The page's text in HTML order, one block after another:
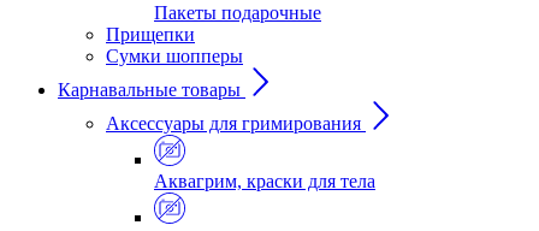
Пакеты подарочные
Прищепки
Сумки шопперы
Карнавальные товары
Аксессуары для гримирования
Аквагрим, краски для тела